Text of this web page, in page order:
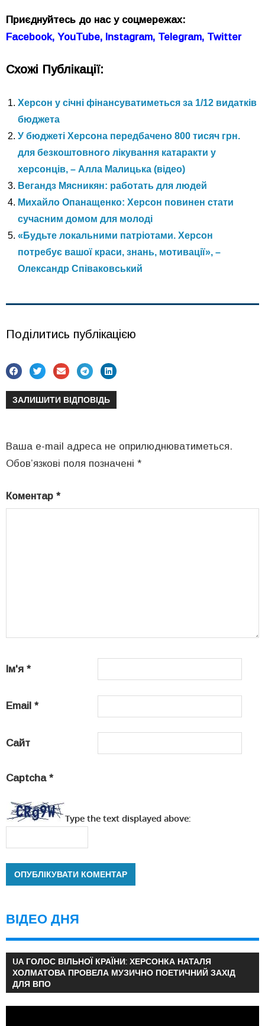
Приєднуйтесь до нас у соцмережах:
Facebook, YouTube, Instagram, Telegram, Twitter
Схожі Публікації:
Херсон у січні фінансуватиметься за 1/12 видатків
бюджета
У бюджеті Херсона передбачено 800 тисяч грн.
для безкоштовного лікування катаракти у
херсонців, – Алла Малицька (відео)
Вегандз Мясникян: работать для людей
Михайло Опанащенко: Херсон повинен стати
сучасним домом для молоді
«Будьте локальними патріотами. Херсон
потребує вашої краси, знань, мотивації», –
Олександр Співаковський
Поділитись публікацією
ЗАЛИШИТИ ВІДПОВІДЬ
Ваша e-mail адреса не оприлюднюватиметься.
Обов’язкові поля позначені *
Коментар *
Ім'я *
Email *
Сайт
Captcha *
Type the text displayed above:
ВІДЕО ДНЯ
UA ГОЛОС ВІЛЬНОЇ КРАЇНИ: ХЕРСОНКА НАТАЛЯ
ХОЛМАТОВА ПРОВЕЛА МУЗИЧНО ПОЕТИЧНИЙ ЗАХІД
ДЛЯ ВПО